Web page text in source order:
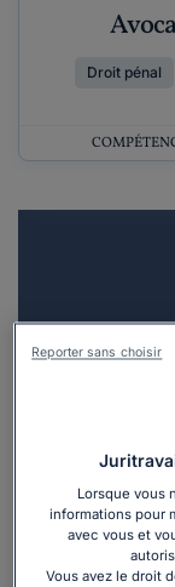
Droit pénal
Lorsque vous
informations pour
avec vous et
Vous avez le droit
Reporter sans choisir